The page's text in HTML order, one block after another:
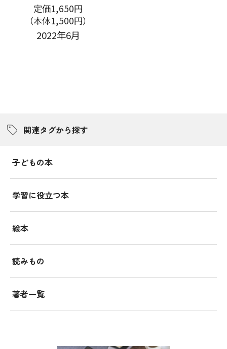
定価1,650円
（本体1,500円）
2022年6月
関連タグから探す
子どもの本
学習に役立つ本
絵本
読みもの
著者一覧